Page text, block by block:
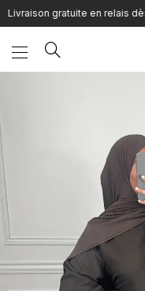
Skip
to
content
gratuite en relais dès